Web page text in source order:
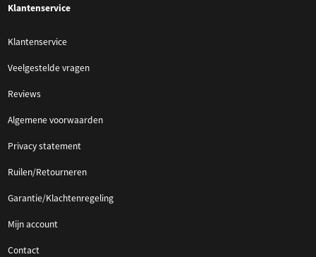
Klantenservice
Klantenservice
Veelgestelde vragen
Reviews
Algemene voorwaarden
Privacy statement
Ruilen/Retourneren
Garantie/Klachtenregeling
Mijn account
Contact